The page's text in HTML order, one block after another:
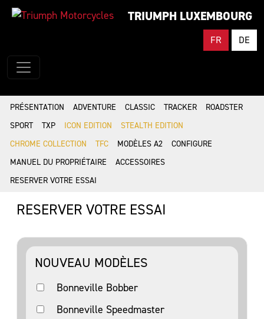
TRIUMPH LUXEMBOURG
FR DE
PRÉSENTATION ADVENTURE CLASSIC TRACKER
ROADSTER
SPORT
TXP ICON EDITION
STEALTH EDITION
CHROME COLLECTION
TFC MODÈLES A2
CONFIGURE
MANUEL DU PROPRIÉTAIRE
ACCESSOIRES
RESERVER VOTRE ESSAI
RESERVER VOTRE ESSAI
NOUVEAU MODÈLES
Bonneville Bobber
Bonneville Speedmaster